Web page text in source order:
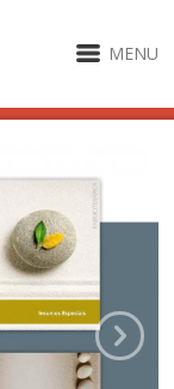
MENU